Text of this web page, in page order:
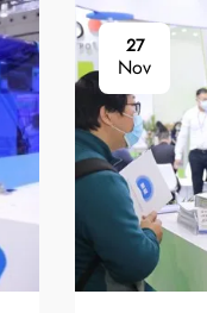
27
Nov